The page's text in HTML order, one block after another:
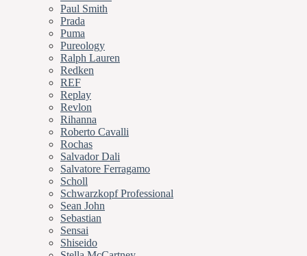
Paul Smith
Prada
Puma
Pureology
Ralph Lauren
Redken
REF
Replay
Revlon
Rihanna
Roberto Cavalli
Rochas
Salvador Dali
Salvatore Ferragamo
Scholl
Schwarzkopf Professional
Sean John
Sebastian
Sensai
Shiseido